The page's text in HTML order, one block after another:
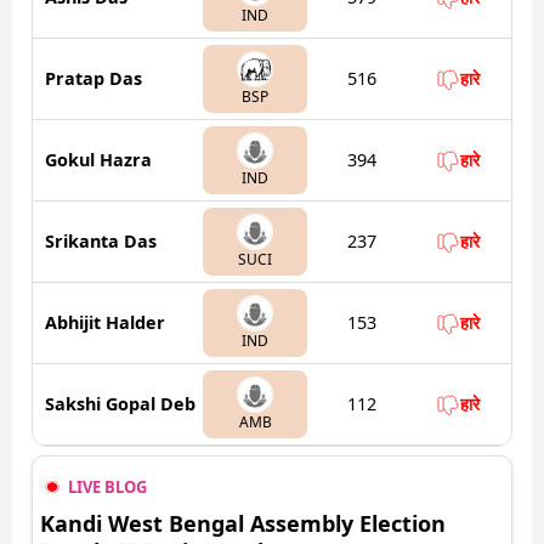
IND
Pratap Das
BSP
516 हारे
Gokul Hazra
IND
394 हारे
Srikanta Das
SUCI
237 हारे
Abhijit Halder
IND
153 हारे
Sakshi Gopal Deb
AMB
112 हारे
LIVE BLOG
Kandi West Bengal Assembly Election